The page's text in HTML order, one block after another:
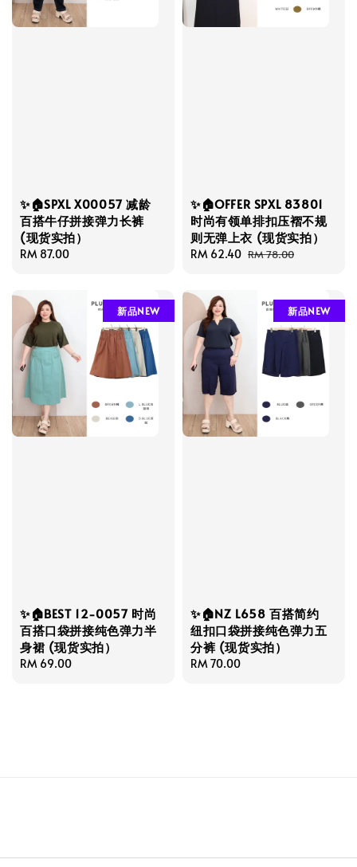
✨🏠SPXL X00057 减龄
百搭牛仔拼接弹力长裤
(现货实拍）
Regular
RM 87.00
✨🏠OFFER SPXL 83801
时尚有领单排扣压褶不规
则无弹上衣 (现货实拍）
Sale
RM 62.40 Regular
RM 78.00
新品NEW
✨🏠BEST 12-0057 时尚
百搭口袋拼接纯色弹力半
身裙 (现货实拍）
Regular
RM 69.00
新品NEW
✨🏠NZ L658 百搭简约
纽扣口袋拼接纯色弹力五
分裤 (现货实拍）
Regular
RM 70.00